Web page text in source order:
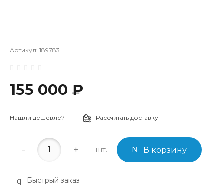
Артикул: 189783
155 000 ₽
Нашли дешевле? Рассчитать доставку
- + шт. В корзину
Быстрый заказ